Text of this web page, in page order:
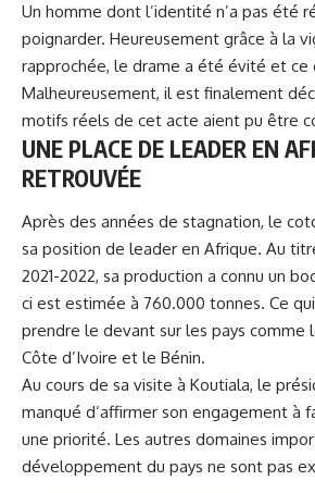
Un homme dont l’identité n’a pas été
poignarder. Heureusement grâce à la
rapprochée, le drame a été évité et ce
Malheureusement, il est finalement
motifs réels de cet acte aient pu être
UNE PLACE DE LEADER EN
RETROUVÉE
Après des années de stagnation, le
sa position de leader en Afrique. Au
2021-2022, sa production a connu un
ci est estimée à 760.000 tonnes. Ce
prendre le devant sur les pays comme
Côte d’Ivoire et le Bénin.
Au cours de sa visite à Koutiala, le
manqué d’affirmer son engagement à
une priorité. Les autres domaines
développement du pays ne sont pas